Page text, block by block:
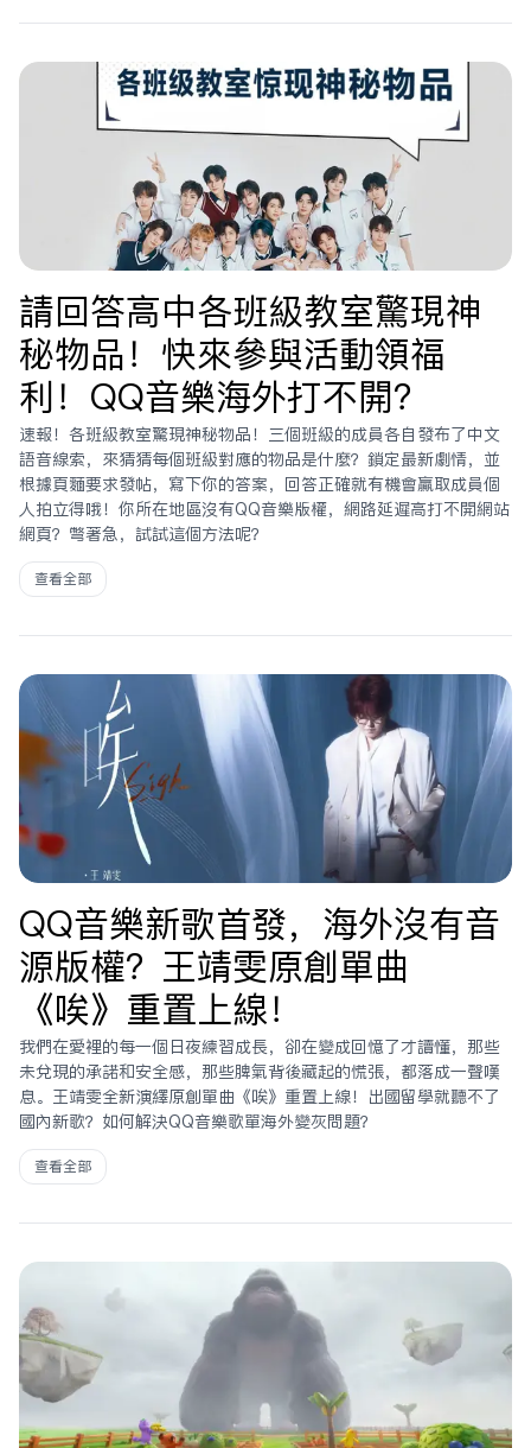
請回答高中各班級教室驚現神
秘物品！快來參與活動領福
利！QQ音樂海外打不開？
速報！各班級教室驚現神秘物品！三個班級的成員各自發布了中文
語音線索，來猜猜每個班級對應的物品是什麼？鎖定最新劇情，並
根據頁面要求發帖，寫下你的答案，回答正確就有機會贏取成員個
人拍立得哦！你所在地區沒有QQ音樂版權，網路延遲高打不開網站
網頁？彆着急，試試這個方法呢？
查看全部
QQ音樂新歌首發，海外沒有音
源版權？王靖雯原創單曲
《唉》重置上線！
我們在愛裡的每一個日夜練習成長，卻在變成回憶了才讀懂，那些
未兌現的承諾和安全感，那些脾氣背後藏起的慌張，都落成一聲嘆
息。王靖雯全新演繹原創單曲《唉》重置上線！出國留學就聽不了
國內新歌？如何解決QQ音樂歌單海外變灰問題？
查看全部